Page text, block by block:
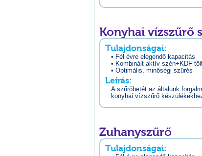
Konyhai vízszűrő
Tulajdonságai:
• Fél évre elegendő kapacitás
• Kombinált aktív szén+KDF
• Optimális, minőségi szűrés
Leírás:
A szűrőbetét az általunk
konyhai vízszűrő
Zuhanyszűrő
Tulajdonságai: